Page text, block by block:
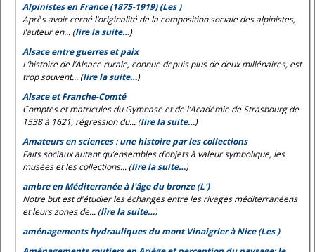
Alpinistes en France (1875-1919) (Les )
Après avoir cerné l’originalité de la composition sociale des alpinistes,
l’auteur en... (lire la suite…)
Alsace entre guerres et paix
L’histoire de l’Alsace rurale, connue depuis plus de deux millénaires, est
trop souvent... (lire la suite…)
Alsace et Franche-Comté
Comptes et matricules du Gymnase et de l’Académie de Strasbourg de
1538 à 1621, régression du... (lire la suite…)
Amateurs en sciences : une histoire par les collections
Faits sociaux autant qu’ensembles d’objets à valeur symbolique, les
musées et les collections... (lire la suite…)
ambre en Méditerranée à l'âge du bronze (L')
Notre but est d'étudier les échanges entre les rivages méditerranéens
et leurs zones de... (lire la suite…)
aménagements hydrauliques du mont Vinaigrier à Nice (Les )